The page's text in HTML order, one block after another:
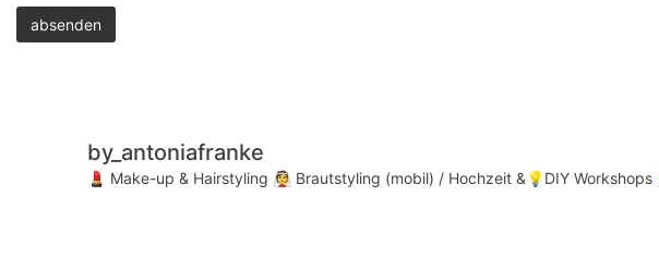
by_antoniafranke
💄 Make-up & Hairstyling 👰 Brautstyling (mobil) / Hochzeit &💡DIY Workshops